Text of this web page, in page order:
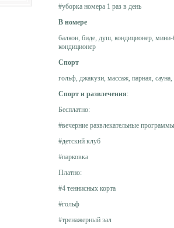
#уборка номера 1 раз в день
В номере
балкон, биде, душ, кондиционер, мини-
кондиционер
Спорт
гольф, джакузи, массаж, парная,
Спорт и развлечения:
Бесплатно:
#вечерние развлекательные программы
#детский клуб
#парковка
Платно:
#4 теннисных корта
#гольф
#тренажерный зал